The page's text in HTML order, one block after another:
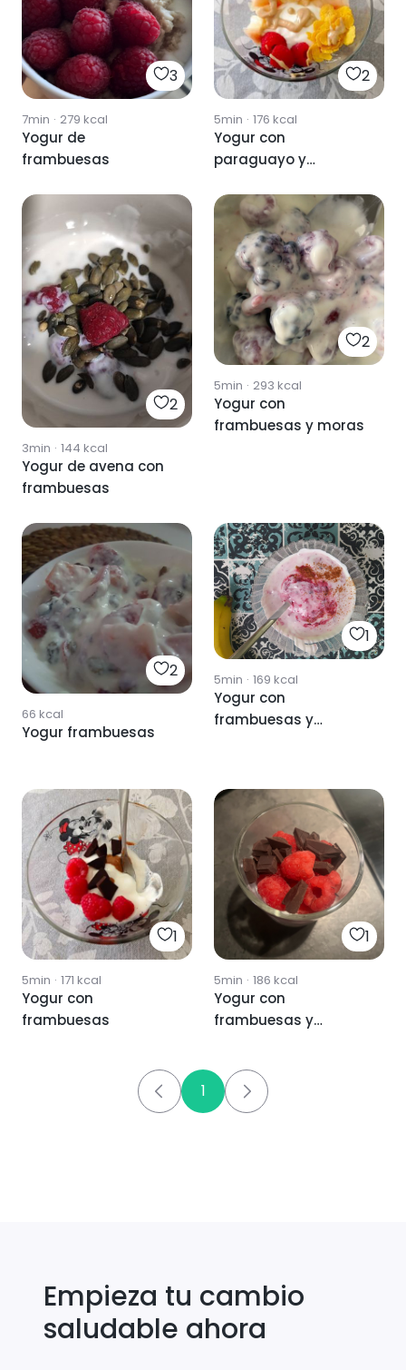
3
7min · 279 kcal
Yogur de
frambuesas
2
5min · 176 kcal
Yogur con
paraguayo y
2
3min · 144 kcal
Yogur de avena con
frambuesas
2
5min · 293 kcal
Yogur con
frambuesas y moras
2
66 kcal
Yogur frambuesas
1
5min · 169 kcal
Yogur con
frambuesas y
1
5min · 171 kcal
Yogur con
frambuesas
1
5min · 186 kcal
Yogur con
frambuesas y
1
Empieza tu cambio
saludable ahora